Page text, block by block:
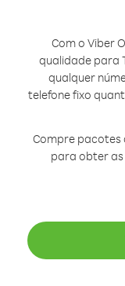
Com o Viber
qualidade para
qualquer
telefone fixo
Compre pacotes
para obter